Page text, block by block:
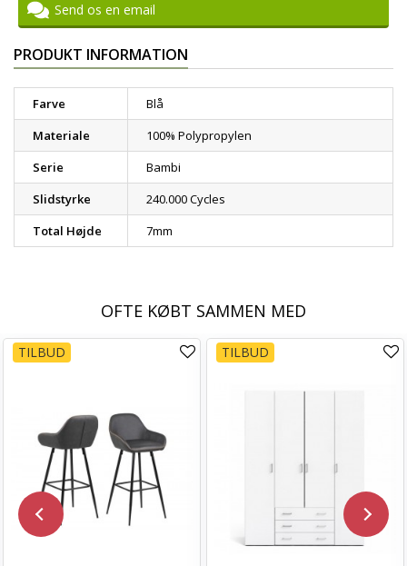
Send os en email
PRODUKT INFORMATION
Farve
Blå
Materiale
100% Polypropylen
Serie
Bambi
Slidstyrke
240.000 Cycles
Total Højde
7mm
OFTE KØBT SAMMEN MED
TILBUD TILBUD